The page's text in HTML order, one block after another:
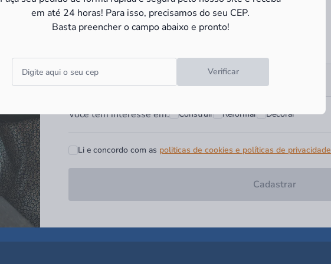
em até 24 horas! Para isso, precisamos do seu CEP.
Basta preencher o campo abaixo e pronto!
Verificar
e receba aspromoções e novidades!
Campo obrigatório*
Você tem interesse em: Construir Reformar Decorar
Li e concordo com as politicas de cookies e políticas de privacidade
Cadastrar